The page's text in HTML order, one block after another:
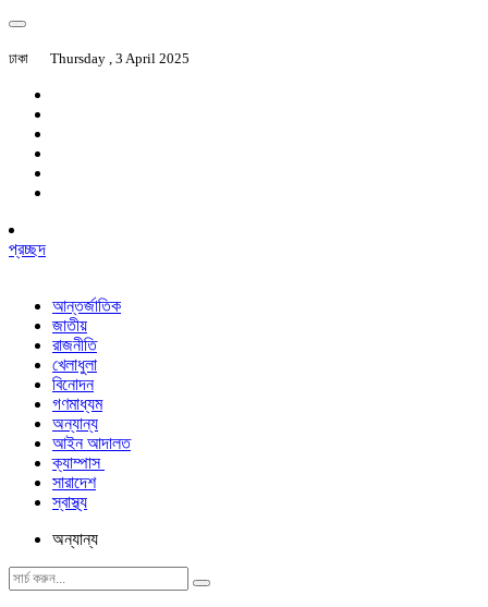
ঢাকা Thursday , 3 April 2025
প্রচ্ছদ
আন্তর্জাতিক
জাতীয়
রাজনীতি
খেলাধুলা
বিনোদন
গণমাধ্যম
অন্যান্য
আইন আদালত
ক্যাম্পাস
সারাদেশ
স্বাস্থ্য
অন্যান্য